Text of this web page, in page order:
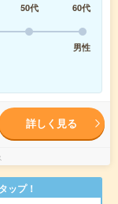
50代
60代
男性
詳しく見る
ップ！